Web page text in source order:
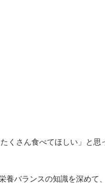
くさん食べてほしい」と
バランスの知識を深めて